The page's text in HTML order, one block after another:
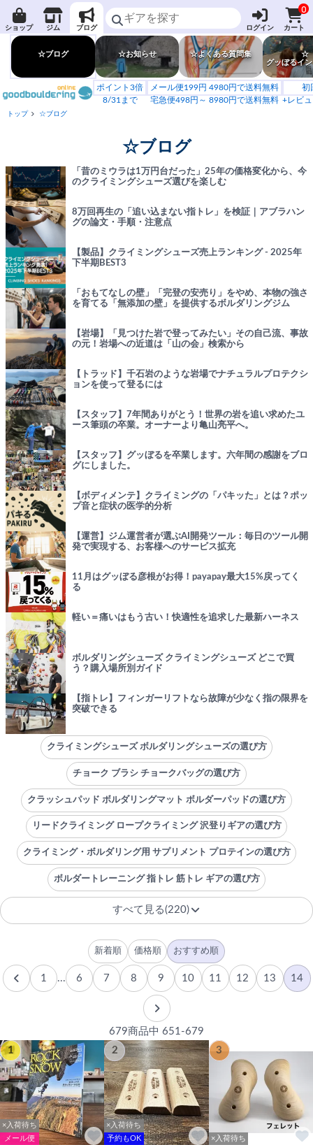
ショップ ジム ブログ ログイン
0
カート
☆ブログ ☆お知らせ ☆よくある質問集
☆
グッぼるイ
ポイント3倍
8/31まで
メール便199円 4980円で送料無料
宅急便498円～ 8980円で送料無料
初
+レビ
トップ ☆ブログ
☆ブログ
「昔のミウラは1万円台だった」25年の価格変化から、今
のクライミングシューズ選びを楽しむ
8万回再生の「追い込まない指トレ」を検証｜アブラハン
グの論文・手順・注意点
【製品】クライミングシューズ売上ランキング - 2025年
下半期BEST3
「おもてなしの壁」「完登の安売り」をやめ、本物の強さ
を育てる「無添加の壁」を提供するボルダリングジム
【岩場】「見つけた岩で登ってみたい」その自己流、事故
の元！岩場への近道は「山の会」検索から
【トラッド】千石岩のような岩場でナチュラルプロテクシ
ョンを使って登るには
【スタッフ】7年間ありがとう！世界の岩を追い求めたユ
ース筆頭の卒業。オーナーより亀山亮平へ。
【スタッフ】グッぼるを卒業します。六年間の感謝をブロ
グにしました。
【ボディメンテ】クライミングの「パキッた」とは？ポッ
プ音と症状の医学的分析
【運営】ジム運営者が選ぶAI開発ツール：毎日のツール開
発で実現する、お客様へのサービス拡充
11月はグッぼる彦根がお得！payapay最大15%戻ってく
る
軽い＝痛いはもう古い！快適性を追求した最新ハーネス
ボルダリングシューズ クライミングシューズ どこで買
う？購入場所別ガイド
【指トレ】フィンガーリフトなら故障が少なく指の限界を
突破できる
クライミングシューズ ボルダリングシューズの選び方
チョーク ブラシ チョークバッグの選び方
クラッシュパッド ボルダリングマット ボルダーパッドの選び方
リードクライミング ロープクライミング 沢登りギアの選び方
クライミング・ボルダリング用 サプリメント プロテインの選び方
ボルダートレーニング 指トレ 筋トレ ギアの選び方
すべて見る(220)
新着順 価格順 おすすめ順
1 ... 6 7 8 9 10 11 12 13 14
679商品中 651-679
1
×入荷待ち
メール便
2
×入荷待ち
予約もOK
3
×入荷待ち